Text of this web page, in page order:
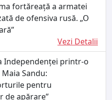
fortăreață a armatei
de ofensiva rusă. „O
Vezi Detalii
Independenței printr-o
Sandu:
pentru
de apărare”